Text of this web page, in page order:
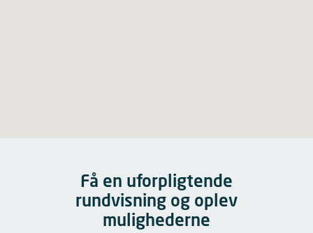
Få en uforpligtende
rundvisning og oplev
mulighederne